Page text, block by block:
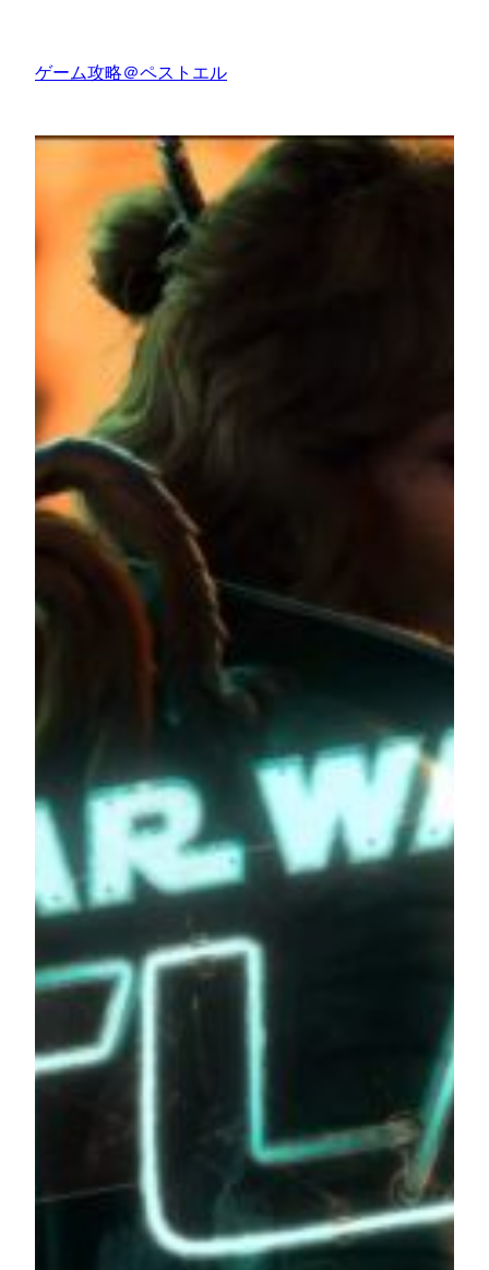
ゲーム攻略＠ペストエル